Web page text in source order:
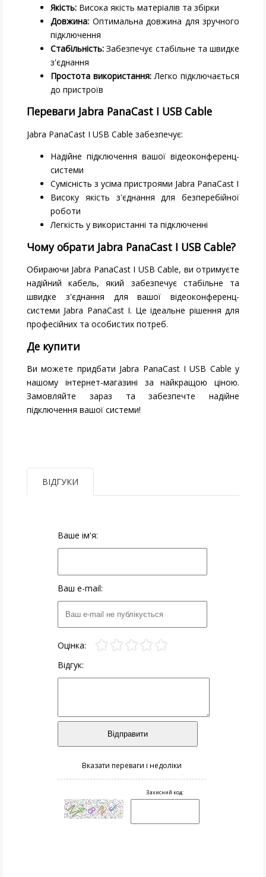
Якість: Висока якість матеріалів та збірки
Довжина: Оптимальна довжина для зручного
підключення
Стабільність: Забезпечує стабільне та швидке
з'єднання
Простота використання: Легко підключається
до пристроїв
Переваги Jabra PanaCast I USB Cable
Jabra PanaCast I USB Cable забезпечує:
Надійне підключення вашої відеоконференц-
системи
Сумісність з усіма пристроями Jabra PanaCast I
Високу якість з'єднання для безперебійної
роботи
Легкість у використанні та підключенні
Чому обрати Jabra PanaCast I USB Cable?
Обираючи Jabra PanaCast I USB Cable, ви отримуєте
надійний кабель, який забезпечує стабільне та
швидке з'єднання для вашої відеоконференц-
системи Jabra PanaCast I. Це ідеальне рішення для
професійних та особистих потреб.
Де купити
Ви можете придбати Jabra PanaCast I USB Cable у
нашому інтернет-магазині за найкращою ціною.
Замовляйте зараз та забезпечте надійне
підключення вашої системи!
ВІДГУКИ